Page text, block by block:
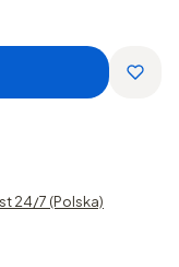
24/7 (Polska)